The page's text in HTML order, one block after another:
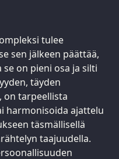
tulee
sen jälkeen päättää,
on pieni osa ja silti
täyden
on tarpeellista
harmonisoida ajattelu
täsmällisellä
taajuudella.